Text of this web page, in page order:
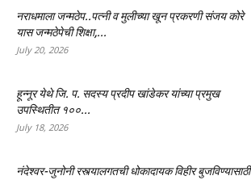
नराधमाला जन्मठेप..पत्नी व मुलीच्या खून प्रकरणी संजय कोरे
यास जन्मठेपेची शिक्षा,...
July 20, 2026
हून्नूर येथे जि. प. सदस्य प्रदीप खांडेकर यांच्या प्रमुख
उपस्थितीत १००...
July 18, 2026
नंदेश्वर-जुनोनी रस्त्यालगतची धोकादायक विहीर बुजविण्यासाठी